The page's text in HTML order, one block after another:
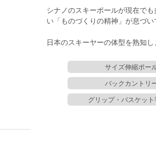
シナノのスキーポールが現在で
い「ものづくりの精神」が息づい
日本のスキーヤーの体型を熟知
サイズ伸縮ポー
バックカントリ
グリップ・バスケット